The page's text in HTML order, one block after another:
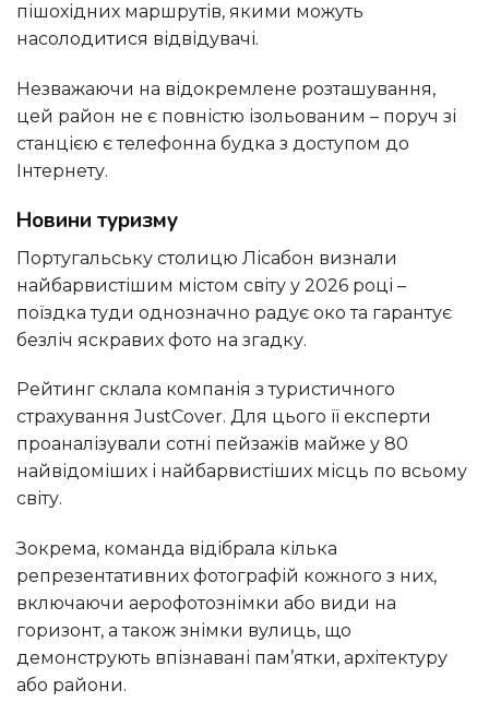
пішохідних маршрутів, якими можуть
насолодитися відвідувачі.
Незважаючи на відокремлене розташування,
цей район не є повністю ізольованим – поруч зі
станцією є телефонна будка з доступом до
Інтернету.
Новини туризму
Португальську столицю Лісабон визнали
найбарвистішим містом світу у 2026 році –
поїздка туди однозначно радує око та гарантує
безліч яскравих фото на згадку.
Рейтинг склала компанія з туристичного
страхування JustCover. Для цього її експерти
проаналізували сотні пейзажів майже у 80
найвідоміших і найбарвистіших місць по всьому
світу.
Зокрема, команда відібрала кілька
репрезентативних фотографій кожного з них,
включаючи аерофотознімки або види на
горизонт, а також знімки вулиць, що
демонструють впізнавані пам’ятки, архітектуру
або райони.